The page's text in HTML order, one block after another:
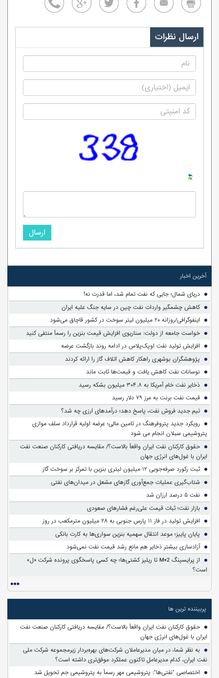
ارسال نظرات
ارسال
آخرین اخبار
دریای شمال؛ جایی که نفت تمام شد، اما قدرت نه!
کاهش چشمگیر واردات نفت چین در سایه جنگ علیه ایران
اینفوگرافی/روزانه ۲۰ میلیون لیتر سوخت در کشور قاچاق می‌شود
خواست جامعه از دولت: سناریوی افزایش قیمت بنزین را رسماً منتفی کنید
افزایش تولید نفت اوپک‌پلاس در ادامه روند بازگشت عرضه
پژوهشگران بوشهری راهکار کاهش اتلاف گاز را ارائه کردند
نوسانات نفت کاهش یافت و قیمت‌ها ثابت ماند
ذخایر نفت خام آمریکا به ۳۰۴.۸ میلیون بشکه رسید
قیمت نفت برنت به مرز ۷۹ دلار رسید
تیم جدید فروش نفت، پاسخ دهد؛ درآمدهای ارزی چه شد؟
رویکرد جدید پتروفرهنگ در تامین مالی؛ عرضه اولیه قرارداد سلف موازی
پتروشیمی سبلان انجام می شود
حقوق کارکنان نفت ایران واقعاً بالاست؟/ مقایسه دریافتی کارکنان صنعت نفت
ایران با غول‌های انرژی جهان
ثبت رکورد صرفه‌جویی ۱۲ میلیون لیتری بنزین با تمرکز بر سوخت گاز
شتاب‌گیری عملیات جمع‌آوری گازهای مشعل در میدان‌های نفتی
نفت ۵ درصد ارزان شد
بازار نفت؛ ثبات قیمت علی‌رغم فشارهای صعودی
افزایش تولید در فاز ۱۱ پارس جنوبی به ۲۸ میلیون مترمکعب در روز
پایان پاییز؛ موعد انتقال سهمیه بنزین سواری‌ها به کارت بانکی
آزادسازی بیشتر ذخایر هم مانع رشد قیمت نفت نمی‌شود
از پرایسینگ M+2 تا ریلیز کشتی‌ها؛ چه کسی پاسخگوی پرونده شرکت «ل»
است؟
پربیننده ترین ها
حقوق کارکنان نفت ایران واقعاً بالاست؟/ مقایسه دریافتی کارکنان صنعت نفت
ایران با غول‌های انرژی جهان
به نظر شما، در میان مدیرعاملان شرکت‌های بهره‌بردار زیرمجموعه شرکت ملی
نفت ایران، کدام مدیرعامل تاکنون عملکرد موفق‌تری داشته است؟
اختصاصی "نفتی‌ها": پتروشیمی مهر رسماً به پتروشیمی جم تحویل شد